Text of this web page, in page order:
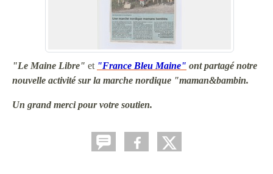
"Le Maine Libre" et "France Bleu Maine" ont partagé notre
nouvelle activité sur la marche nordique "maman&bambin.
Un grand merci pour votre soutien.